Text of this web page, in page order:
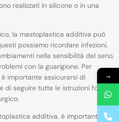
realizzati in silicone o in una
la mastoplastica additiva può
possiamo ricordare infezioni,
nella sensibilità del seno,
con la guarigione. Per
importante assicurarsi di
seguire tutte le istruzioni fornite
additiva, è importante
→